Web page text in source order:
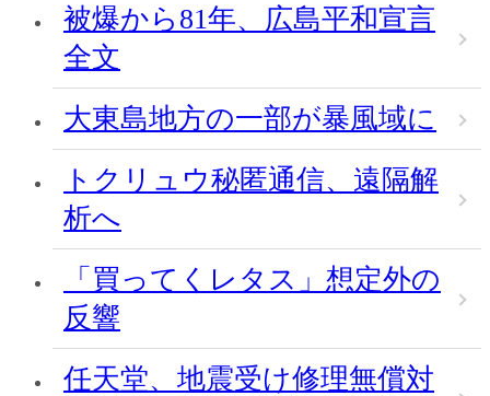
被爆から81年、広島平和宣言
全文
大東島地方の一部が暴風域に
トクリュウ秘匿通信、遠隔解
析へ
「買ってくレタス」想定外の
反響
任天堂、地震受け修理無償対